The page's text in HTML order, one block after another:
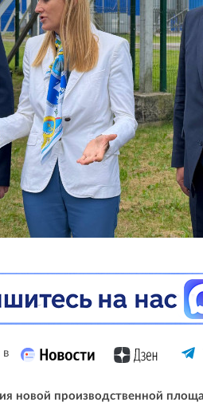
в
новой производственной